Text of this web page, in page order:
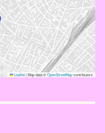
Leaflet|Map data ©OpenStreetMapcontributors